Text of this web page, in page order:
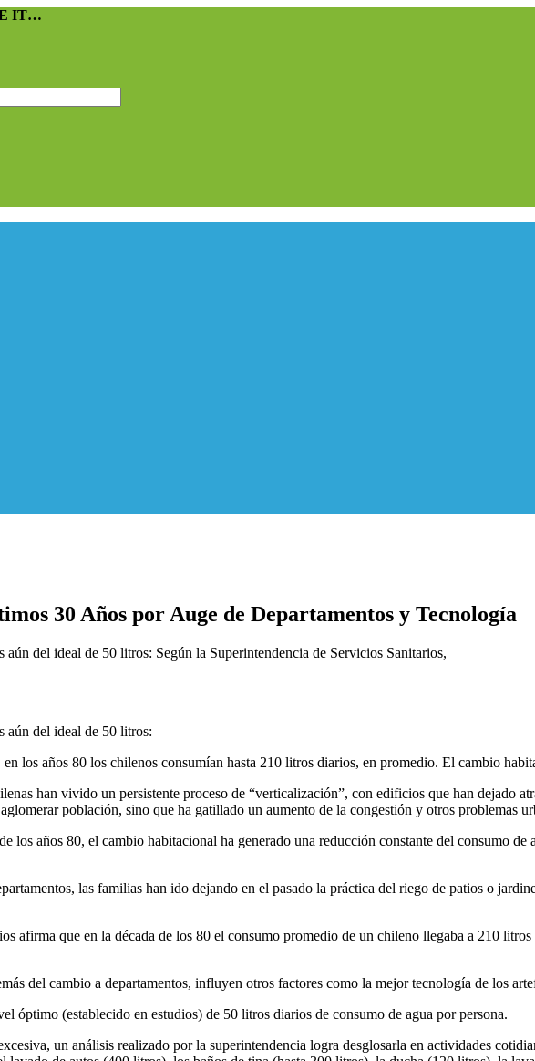
IT…
30 Años por Auge de Departamentos y Tecnología
del ideal de 50 litros: Según la Superintendencia de Servicios Sanitarios,
aún del ideal de 50 litros:
los años 80 los chilenos consumían hasta 210 litros diarios, en promedio. El cambio
han vivido un persistente proceso de “verticalización”, con edificios que han dejado
población, sino que ha gatillado un aumento de la congestión y otros problemas
los años 80, el cambio habitacional ha generado una reducción constante del consumo
las familias han ido dejando en el pasado la práctica del riego de patios o
afirma que en la década de los 80 el consumo promedio de un chileno llegaba a 210
del cambio a departamentos, influyen otros factores como la mejor tecnología de los
óptimo (establecido en estudios) de 50 litros diarios de consumo de agua por persona.
un análisis realizado por la superintendencia logra desglosarla en actividades